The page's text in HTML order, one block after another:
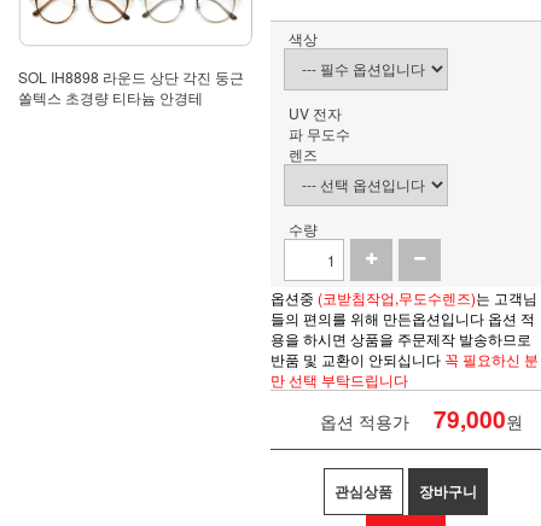
SOL IH8898 라운드 상단 각진 둥근
쏠텍스 초경량 티타늄 안경테
색상
UV 전자
파 무도수
렌즈
수량
옵션중 (코받침작업,무도수렌즈)는 고객님
들의 편의를 위해 만든옵션입니다 옵션 적
용을 하시면 상품을 주문제작 발송하므로
반품 및 교환이 안되십니다 꼭 필요하신 분
만 선택 부탁드립니다
옵션 적용가 79,000원
관심상품 장바구니